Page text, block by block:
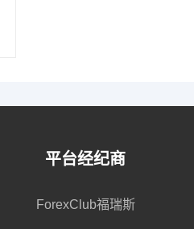
平台经纪商
ForexClub福瑞斯